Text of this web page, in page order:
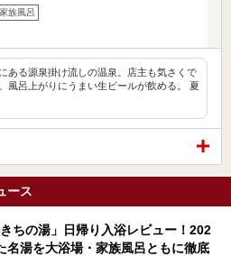
家族風呂
ある源泉掛け流しの温泉。店主も気さくで
風呂上がりにうまい生ビールが飲める。 夏
ース
ちの湯」日帰り入浴レビュー！202
名湯を大浴場・家族風呂ともに徹底